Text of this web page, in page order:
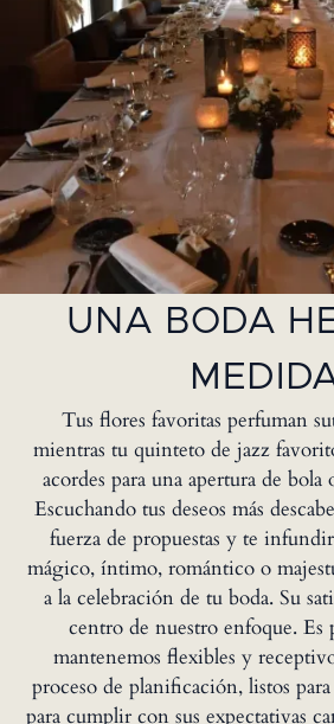
UNA BODA
Tus flores favoritas perfuman
mientras tu quinteto de jazz
acordes para una apertura de
Escuchando tus deseos más
fuerza de propuestas y te
mágico, íntimo, romántico o
a la celebración de tu boda. Su
centro de nuestro enfoque. Es
mantenemos flexibles y
proceso de planificación, listos para
para cumplir con sus expectativas